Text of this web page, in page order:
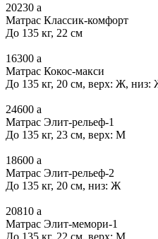
20230 a
Матрас Классик-комфорт
До 135 кг, 22 см
16300 a
Матрас Кокос-макси
До 135 кг, 20 см, верх: Ж, низ:
24600 a
Матрас Элит-рельеф-1
До 135 кг, 23 см, верх: М
18600 a
Матрас Элит-рельеф-2
До 135 кг, 20 см, низ: Ж
20810 a
Матрас Элит-мемори-1
До 135 кг, 22 см, верх: М